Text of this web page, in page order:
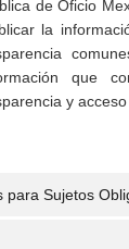
de Oficio
la
que
y
para Sujetos